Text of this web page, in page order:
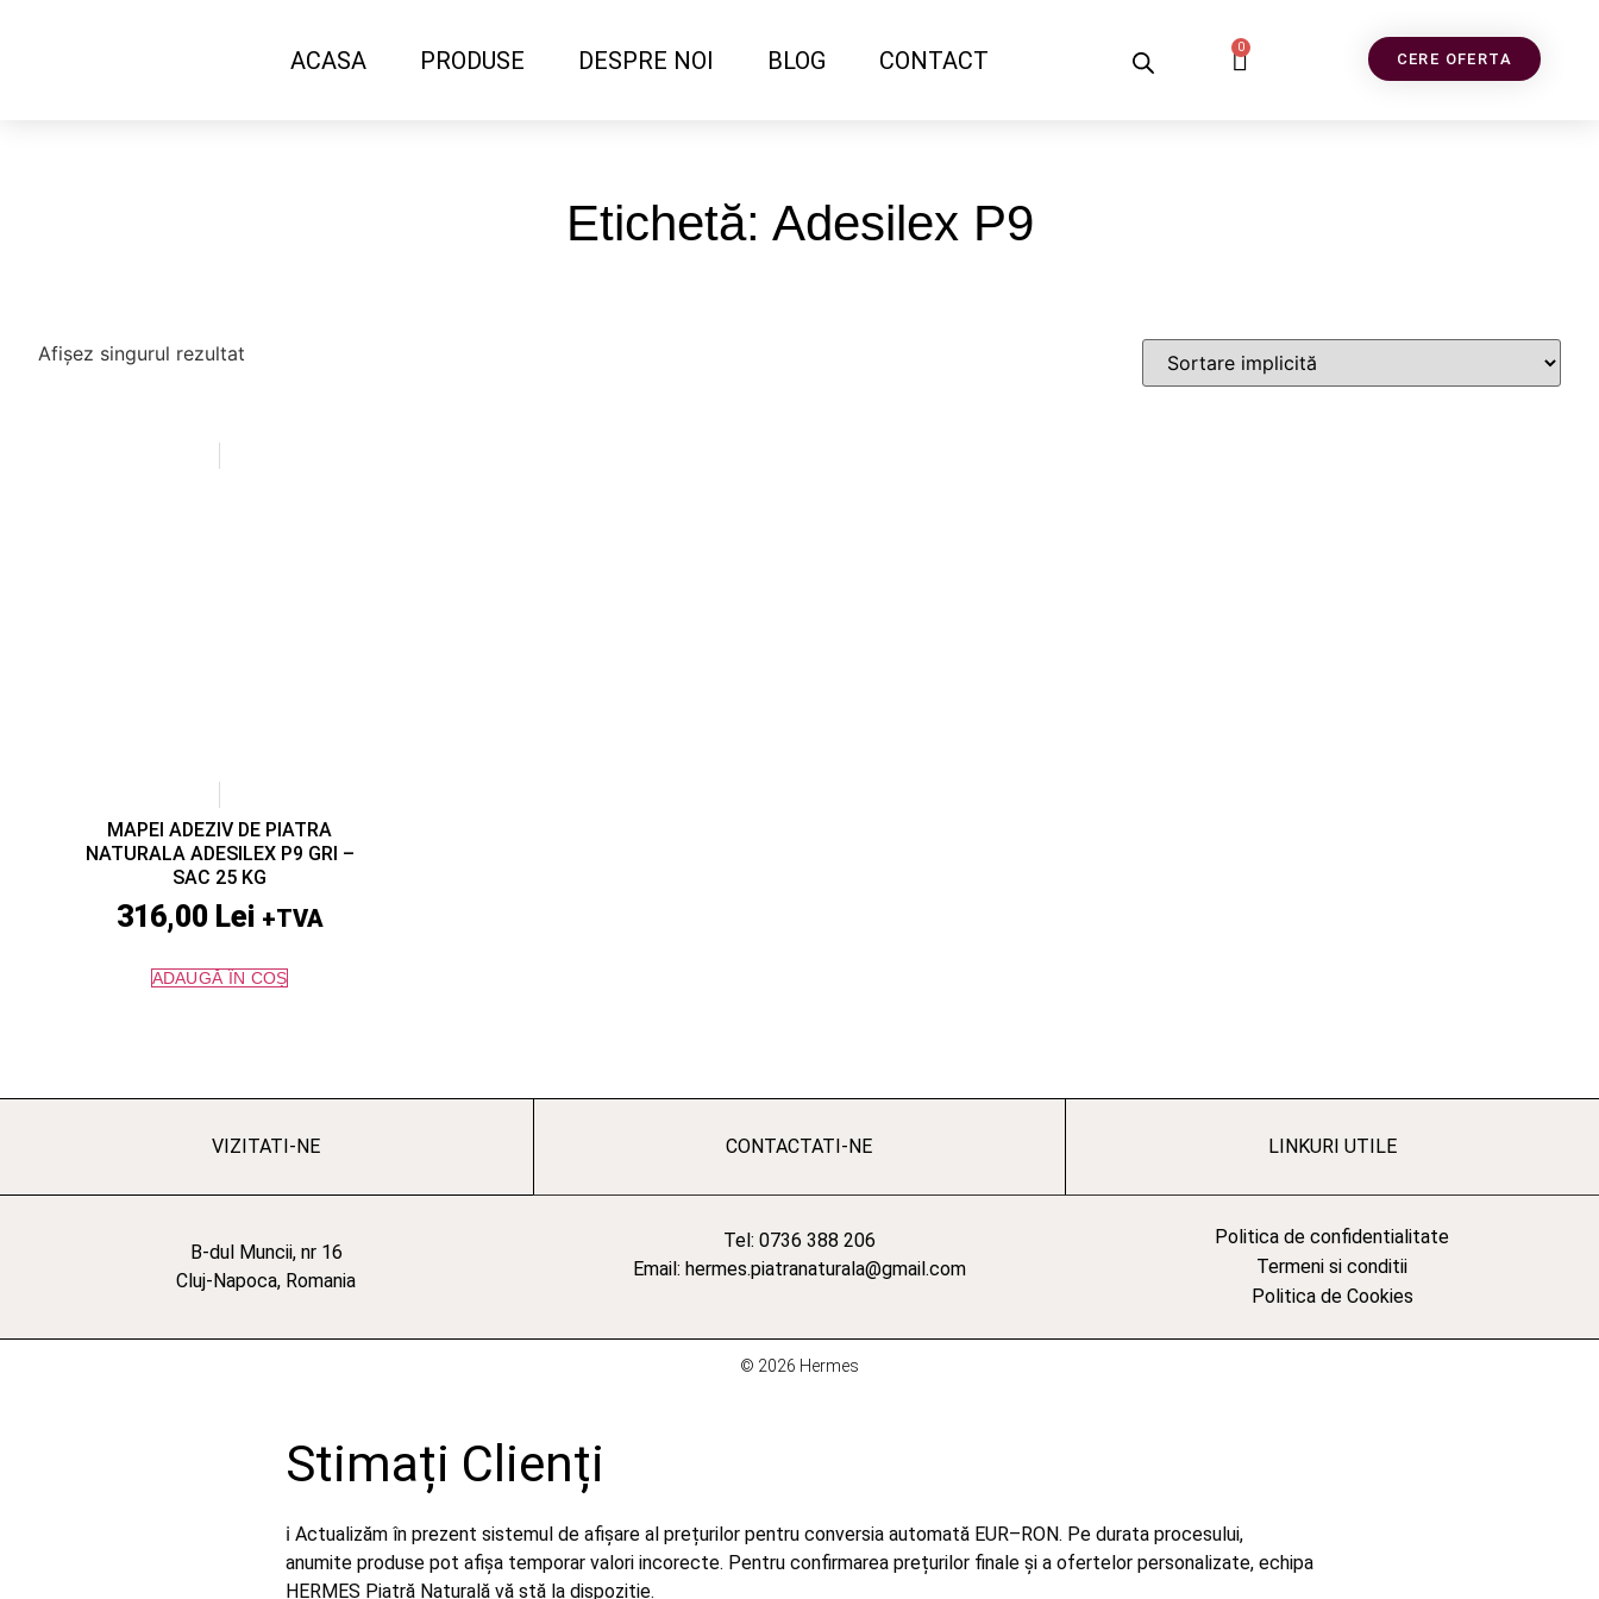
ACASA PRODUSE DESPRE NOI BLOG CONTACT 0
CERE OFERTA
Etichetă: Adesilex P9
Afișez singurul rezultat
MAPEI ADEZIV DE PIATRA
NATURALA ADESILEX P9 GRI –
SAC 25 KG
316,00 Lei +TVA
ADAUGĂ ÎN COȘ
VIZITATI-NE
B-dul Muncii, nr 16
Cluj-Napoca, Romania
CONTACTATI-NE
Tel: 0736 388 206
Email: hermes.piatranaturala@gmail.com
LINKURI UTILE
Politica de confidentialitate
Termeni si conditii
Politica de Cookies
© 2026 Hermes
Stimați Clienți
ℹ️ Actualizăm în prezent sistemul de afișare al prețurilor pentru conversia automată EUR–RON. Pe durata procesului,
anumite produse pot afișa temporar valori incorecte. Pentru confirmarea prețurilor finale și a ofertelor personalizate, echipa
HERMES Piatră Naturală vă stă la dispoziție.